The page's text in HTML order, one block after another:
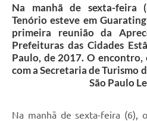
Na manhã de sexta-feira
Tenório esteve em
primeira reunião da
Prefeituras das Cidades
Paulo, de 2017. O encontro,
com a Secretaria de Turismo
São Paulo
Na manhã de sexta-feira (6),